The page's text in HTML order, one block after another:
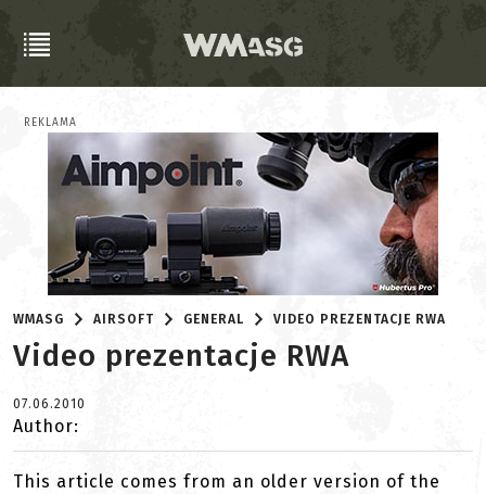
REKLAMA
WMASG AIRSOFT GENERAL VIDEO PREZENTACJE RWA
Video prezentacje RWA
07.06.2010
Author:
This article comes from an older version of the